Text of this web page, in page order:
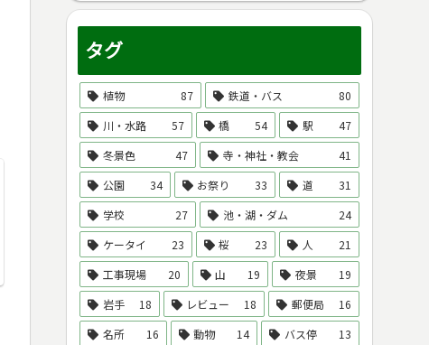
タグ
植物 87 鉄道・バス
80
川・水路
57 橋 54 駅
47
冬景色
47 寺・神社・教会
41
公園
34 お祭り 33 道
31
学校
27 池・湖・ダム
24
ケータイ
23 桜 23 人
21
工事現場
20 山 19 夜景
19
岩手
18 レビュー 18 郵便局
16
名所
16 動物 14 バス停
13